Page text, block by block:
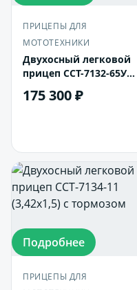
ПРИЦЕПЫ ДЛЯ
МОТОТЕХНИКИ
Двухосный легковой
прицеп ССТ-7132-65У
175 300 ₽
Подробнее
ПРИЦЕПЫ ДЛЯ